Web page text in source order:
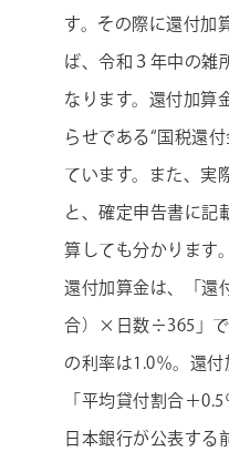
す。その際に還付加
ば、令和３年中の雑
なります。還付加算
らせである“国税還
ています。また、実
と、確定申告書に記
算しても分かります。
還付加算金は、「還
合）×日数÷365」で
の利率は1.0％。還
「平均貸付割合＋
日本銀行が公表する